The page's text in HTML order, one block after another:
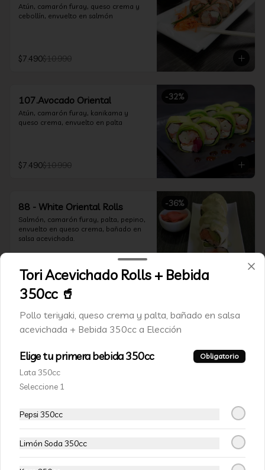
Atún, camarón furay, queso crema y
cebollín, envuelto en salmón
$7.490$10.990
-32%
107.Avocado Oriental
Atún, camarón furay, kanikama y
queso crema, envuelto en palta
$7.490$10.990
-36%
88 - White Oriental Rolls
Salmón, camarón furay, palta, pepino,
envuelto en queso crema, bañado en
salsa acevichada.
$6.990 $10.990
VEGETARIANOS
111-Veggie Rolls
Pimentón, queso crema y almendras
tostadas, frito en panko.
$5.490$6.490
112-Niel Rolls
Tori Acevichado Rolls + Bebida
350cc 🥤
Pollo teriyaki, queso crema y palta, bañado en salsa
acevichada + Bebida 350cc a Elección
Elige tu primera bebida 350cc Obligatorio
Lata 350cc
Seleccione 1
Pepsi 350cc
Limón Soda 350cc